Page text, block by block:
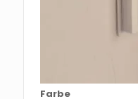
Farbe